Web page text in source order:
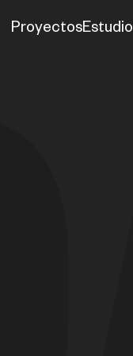
ProyectosEstudio